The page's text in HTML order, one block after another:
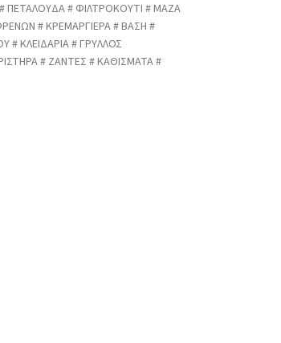
ΠΕΤΑΛΟΥΔΑ # ΦΙΛΤΡΟΚΟΥΤΙ # ΜΑΖΑ
# ΚΡΕΜΑΡΓΙΕΡΑ # ΒΑΣΗ #
# ΚΛΕΙΔΑΡΙΑ # ΓΡΥΛΛΟΣ
# ΖΑΝΤΕΣ # ΚΑΘΙΣΜΑΤΑ #